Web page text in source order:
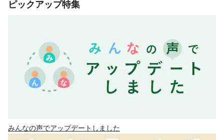
ピックアップ特集
みんなの声でアップデートしました